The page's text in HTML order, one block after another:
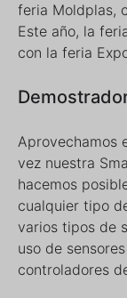
feria Moldplas,
Este año, la
con la feria
Aprovechamos
vez nuestra
hacemos
cualquier tipo
varios tipos de
uso de
controladores